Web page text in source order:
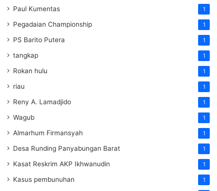
Paul Kumentas 1
Pegadaian Championship 1
PS Barito Putera 1
tangkap 1
Rokan hulu 1
riau 1
Reny A. Lamadjido 1
Wagub 1
Almarhum Firmansyah 1
Desa Runding Panyabungan Barat 1
Kasat Reskrim AKP Ikhwanudin 1
Kasus pembunuhan 1